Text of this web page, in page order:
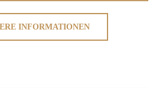
INFORMATIONEN